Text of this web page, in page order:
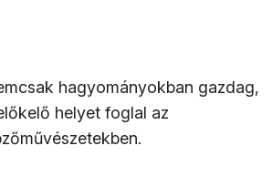
hagyományokban gazdag,
helyet foglal az